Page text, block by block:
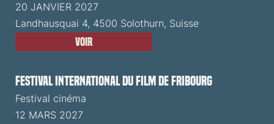
20 JANVIER 2027
Landhausquai 4, 4500 Solothurn, Suisse
Voir
Festival International du Film de Fribourg
Festival cinéma
12 MARS 2027